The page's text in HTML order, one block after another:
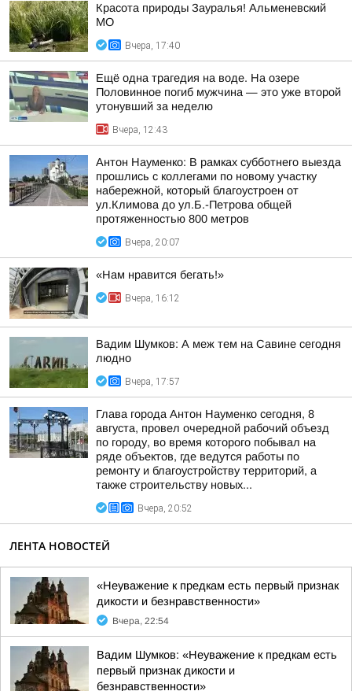
Красота природы Зауралья! Альменевский
МО
Вчера, 17:40
Ещё одна трагедия на воде. На озере
Половинное погиб мужчина — это уже второй
утонувший за неделю
Вчера, 12:43
Антон Науменко: В рамках субботнего выезда
прошлись с коллегами по новому участку
набережной, который благоустроен от
ул.Климова до ул.Б.-Петрова общей
протяженностью 800 метров
Вчера, 20:07
«Нам нравится бегать!»
Вчера, 16:12
Вадим Шумков: А меж тем на Савине сегодня
людно
Вчера, 17:57
Глава города Антон Науменко сегодня, 8
августа, провел очередной рабочий объезд
по городу, во время которого побывал на
ряде объектов, где ведутся работы по
ремонту и благоустройству территорий, а
также строительству новых...
Вчера, 20:52
ЛЕНТА НОВОСТЕЙ
«Неуважение к предкам есть первый признак
дикости и безнравственности»
Вчера, 22:54
Вадим Шумков: «Неуважение к предкам есть
первый признак дикости и
безнравственности»